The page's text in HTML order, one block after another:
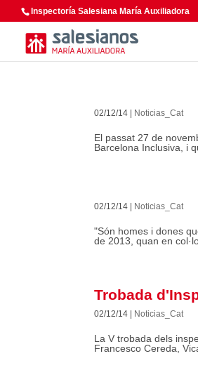
Inspectoría Salesiana María Auxiliadora
02/12/14 Noticias_Cat
El passat 27 de
Barcelona Inclusiva, i
02/12/14 Noticias_Cat
"Són homes i dones
de 2013, quan en
Trobada
02/12/14 Noticias_Cat
La V trobada dels
Francesco Cereda,